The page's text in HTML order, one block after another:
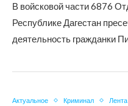
В войсковой части 6876
Республике Дагестан
деятельность гражданки
Актуальное Криминал